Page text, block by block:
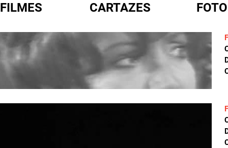
FILMES CARTAZES
FORMULÁRIO DE BUSCA